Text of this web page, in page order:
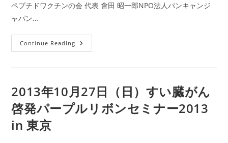
ペプチドワクチンの会 代表 會田 昭一郎NPO法人パンキャンジ
ャパン…
Continue Reading 2014
年
（土）
パ
ー
プ
ル
2013年10月27日（日）すい臓がん
啓発パープルリボンセミナー2013
in 東京